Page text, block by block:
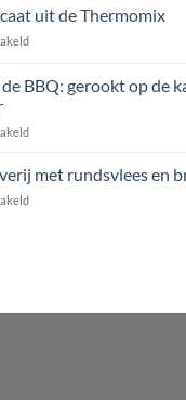
en
Padano
zeeduivel
de
met
en
uit de Thermomix
voor
uit
BBQ: gerookt op de
voor
op
de
BBQ:
steak
met rundsvlees en
voor